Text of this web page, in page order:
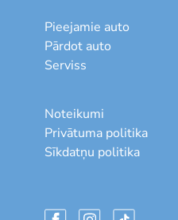
Pieejamie auto
Pārdot auto
Serviss
Noteikumi
Privātuma politika
Sīkdatņu politika